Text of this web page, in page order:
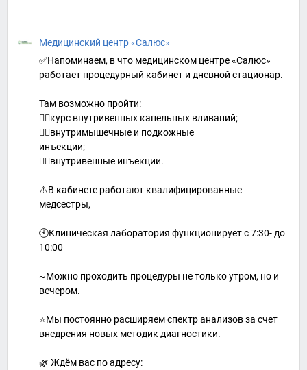
Медицинский центр «Салюс»
✅Напоминаем, в что медицинском центре «Салюс»
работает процедурный кабинет и дневной стационар.
Там возможно пройти:
👉🏻курс внутривенных капельных вливаний;
👉🏻внутримышечные и подкожные
инъекции;
👉🏻внутривенные инъекции.
⚠️В кабинете работают квалифицированные
медсестры,
🕙Клиническая лаборатория функционирует с 7:30- до
10:00
~Можно проходить процедуры не только утром, но и
вечером.
⭐️Мы постоянно расширяем спектр анализов за счет
внедрения новых методик диагностики.
🌿 Ждём вас по адресу: